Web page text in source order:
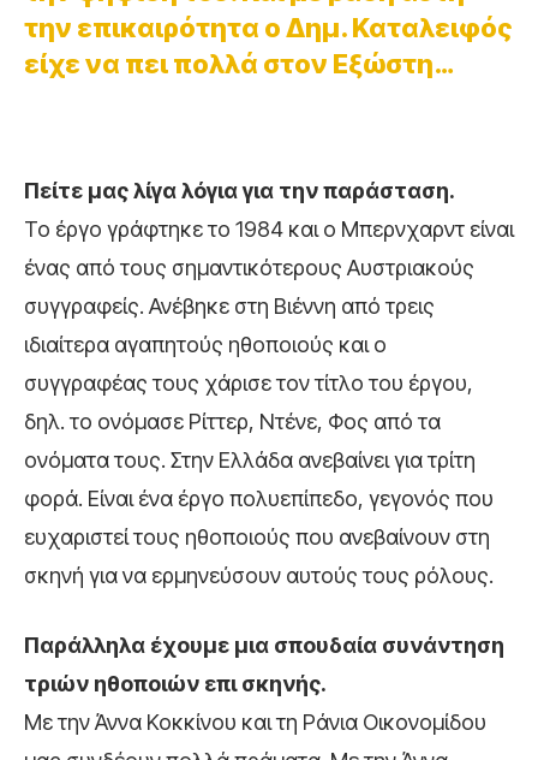
την επικαιρότητα ο Δημ. Καταλειφός
είχε να πει πολλά στον Εξώστη…
Πείτε μας λίγα λόγια για την παράσταση.
Το έργο γράφτηκε το 1984 και ο Μπερνχαρντ είναι
ένας από τους σημαντικότερους Αυστριακούς
συγγραφείς. Ανέβηκε στη Βιέννη από τρεις
ιδιαίτερα αγαπητούς ηθοποιούς και ο
συγγραφέας τους χάρισε τον τίτλο του έργου,
δηλ. το ονόμασε Ρίττερ, Ντένε, Φος από τα
ονόματα τους. Στην Ελλάδα ανεβαίνει για τρίτη
φορά. Είναι ένα έργο πολυεπίπεδο, γεγονός που
ευχαριστεί τους ηθοποιούς που ανεβαίνουν στη
σκηνή για να ερμηνεύσουν αυτούς τους ρόλους.
Παράλληλα έχουμε μια σπουδαία συνάντηση
τριών ηθοποιών επι σκηνής.
Με την Άννα Κοκκίνου και τη Ράνια Οικονομίδου